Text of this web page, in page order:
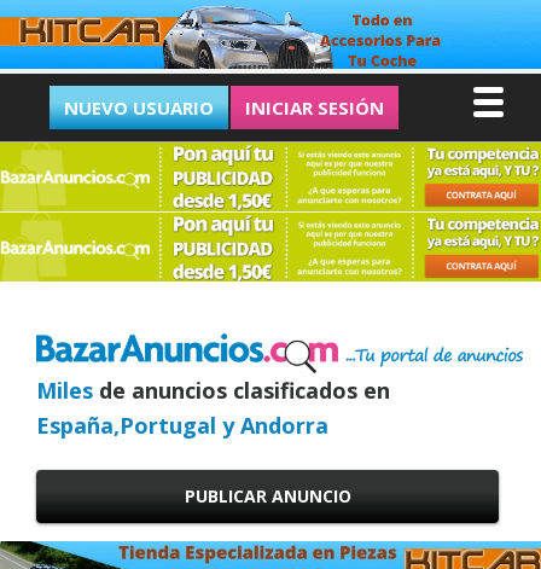
NUEVO USUARIO INICIAR SESIÓN
Miles de anuncios clasificados en
España,Portugal y Andorra
PUBLICAR ANUNCIO